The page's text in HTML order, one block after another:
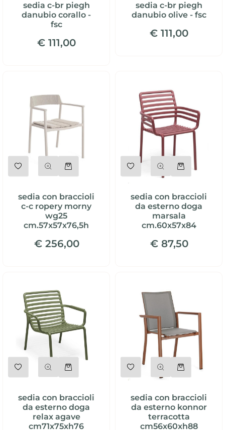
sedia c-br piegh
danubio corallo -
fsc
€ 111,00
sedia c-br piegh
danubio olive - fsc
€ 111,00
Quantità
sedia con braccioli
c-c ropery morny
wg25
cm.57x57x76,5h
€ 256,00
Quantità
sedia con braccioli
da esterno doga
marsala
cm.60x57x84
€ 87,50
Quantità
sedia con braccioli
da esterno doga
relax agave
cm71x75xh76
Quantità
sedia con braccioli
da esterno konnor
terracotta
cm56x60xh88